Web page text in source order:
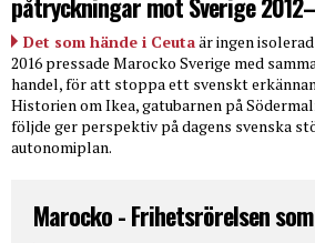
påtryckningar mot Sverige
Det som hände i Ceutaär ingen
2016 pressade Marocko Sverige med
handel, för att stoppa ett svenskt
Historien om Ikea, gatubarnen på
följde ger perspektiv på dagens svenska
autonomiplan.
Marocko - Frihetsrörelsen